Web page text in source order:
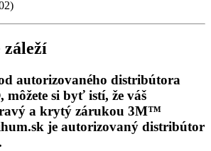
záleží
autorizovaného distribútora
si byť istí, že váš
a krytý zárukou 3M™
je autorizovaný distribútor